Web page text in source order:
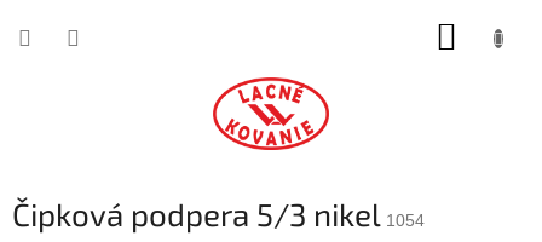
Čipková podpera 5/3 nikel 1054